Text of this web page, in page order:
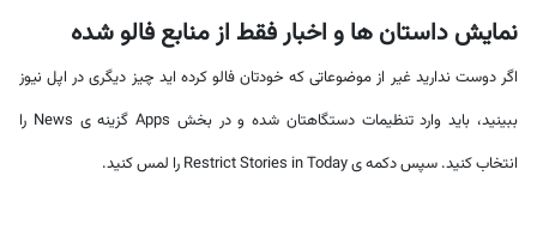
نمایش داستان ها و اخبار فقط از منابع فالو شده
اگر دوست ندارید غیر از موضوعاتی که خودتان فالو کرده اید چیز دیگری در اپل نیوز
ببینید، باید وارد تنظیمات دستگاهتان شده و در بخش Apps گزینه ی News را
انتخاب کنید. سپس دکمه ی Restrict Stories in Today را لمس کنید.